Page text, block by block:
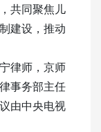
共同聚焦儿
建设，推动
律师，京师
事务部主任
由中央电视